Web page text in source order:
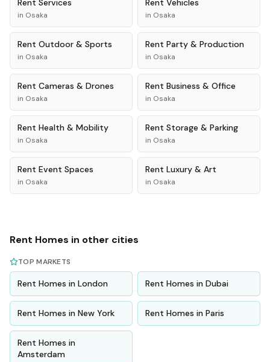
Rent Services
in Osaka
Rent Vehicles
in Osaka
Rent Outdoor & Sports
in Osaka
Rent Party & Production
in Osaka
Rent Cameras & Drones
in Osaka
Rent Business & Office
in Osaka
Rent Health & Mobility
in Osaka
Rent Storage & Parking
in Osaka
Rent Event Spaces
in Osaka
Rent Luxury & Art
in Osaka
Rent Homes in other cities
TOP MARKETS
Rent Homes in London Rent Homes in Dubai
Rent Homes in New York Rent Homes in Paris
Rent Homes in
Amsterdam